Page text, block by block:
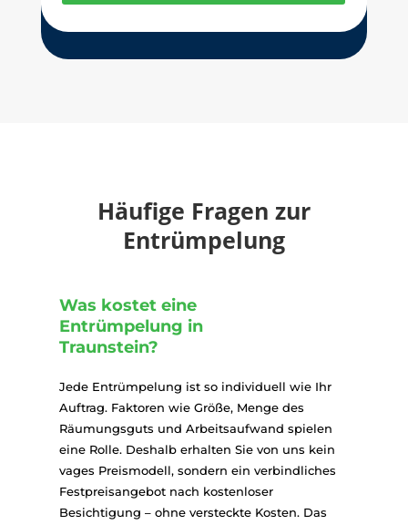
Häufige Fragen zur
Entrümpelung
Was kostet eine
Entrümpelung in
Traunstein?
Jede Entrümpelung ist so individuell wie Ihr
Auftrag. Faktoren wie Größe, Menge des
Räumungsguts und Arbeitsaufwand spielen
eine Rolle. Deshalb erhalten Sie von uns kein
vages Preismodell, sondern ein verbindliches
Festpreisangebot nach kostenloser
Besichtigung – ohne versteckte Kosten. Das